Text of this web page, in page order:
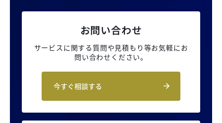
お問い合わせ
サービスに関する質問や見積もり等お気軽にお
問い合わせください。
今すぐ相談する